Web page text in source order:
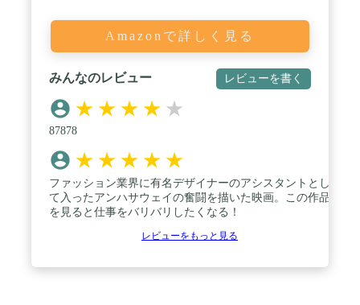
Amazonで詳しく見る
みんなのレビュー レビューを書く
★ ★ ★ ★ ★
87878
★ ★ ★ ★ ★
ファッション業界に有名デザイナーのアシスタントとし
て入ったアンハサウェイの奮闘を描いた映画。この作品
を見ると仕事をバリバリしたくなる！
レビューをもっと見る